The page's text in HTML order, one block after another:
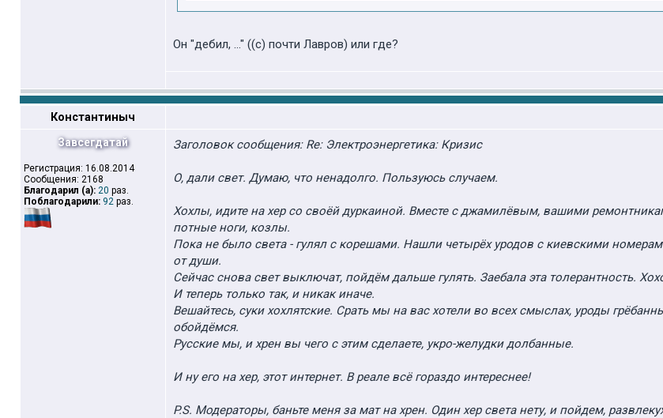
Он "дебил, ..." ((с) почти Лавров) или где?
Константиныч
Завсегдатай
Регистрация: 16.08.2014
Сообщения: 2168
Благодарил (а): 20 раз.
Поблагодарили: 92 раз.
Заголовок сообщения: Re: Электроэнергетика: Кризис
О, дали свет. Думаю, что ненадолго. Пользуюсь случаем.
Хохлы, идите на хер со своёй дуркаиной. Вместе с джамилёвым, вашими
потные ноги, козлы.
Пока не было света - гулял с корешами. Нашли четырёх уродов с киевскими
от души.
Сейчас снова свет выключат, пойдём дальше гулять. Заебала эта толерантность.
И теперь только так, и никак иначе.
Вешайтесь, суки хохлятские. Срать мы на вас хотели во всех смыслах, уроды
обойдёмся.
Русские мы, и хрен вы чего с этим сделаете, укро-желудки долбанные.
И ну его на хер, этот интернет. В реале всё гораздо интереснее!
P.S. Модераторы, баньте меня за мат на хрен. Один хер света нету, и пойдем,